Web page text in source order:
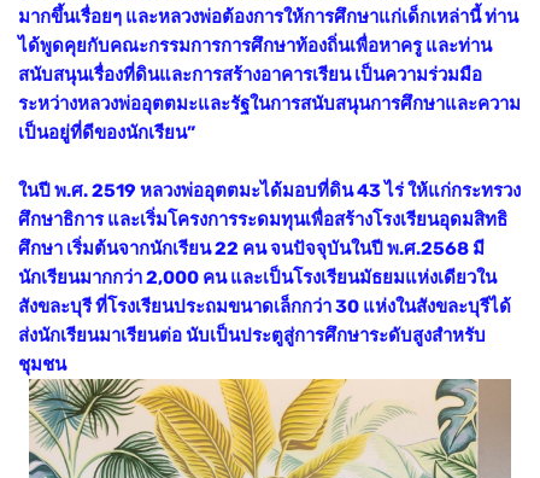
มากขึ้นเรื่อยๆ และหลวงพ่อต้องการให้การศึกษาแก่เด็กเหล่านี้ ท่าน
ได้พูดคุยกับคณะกรรมการการศึกษาท้องถิ่นเพื่อหาครู และท่าน
สนับสนุนเรื่องที่ดินและการสร้างอาคารเรียน เป็นความร่วมมือ
ระหว่างหลวงพ่ออุตตมะและรัฐในการสนับสนุนการศึกษาและความ
เป็นอยู่ที่ดีของนักเรียน”
ในปี พ.ศ. 2519 หลวงพ่ออุตตมะได้มอบที่ดิน 43 ไร่ ให้แก่กระทรวง
ศึกษาธิการ และเริ่มโครงการระดมทุนเพื่อสร้างโรงเรียนอุดมสิทธิ
ศึกษา เริ่มต้นจากนักเรียน 22 คน จนปัจจุบันในปี พ.ศ.2568 มี
นักเรียนมากกว่า 2,000 คน และเป็นโรงเรียนมัธยมแห่งเดียวใน
สังขละบุรี ที่โรงเรียนประถมขนาดเล็กกว่า 30 แห่งในสังขละบุรีได้
ส่งนักเรียนมาเรียนต่อ นับเป็นประตูสู่การศึกษาระดับสูงสำหรับ
ชุมชน